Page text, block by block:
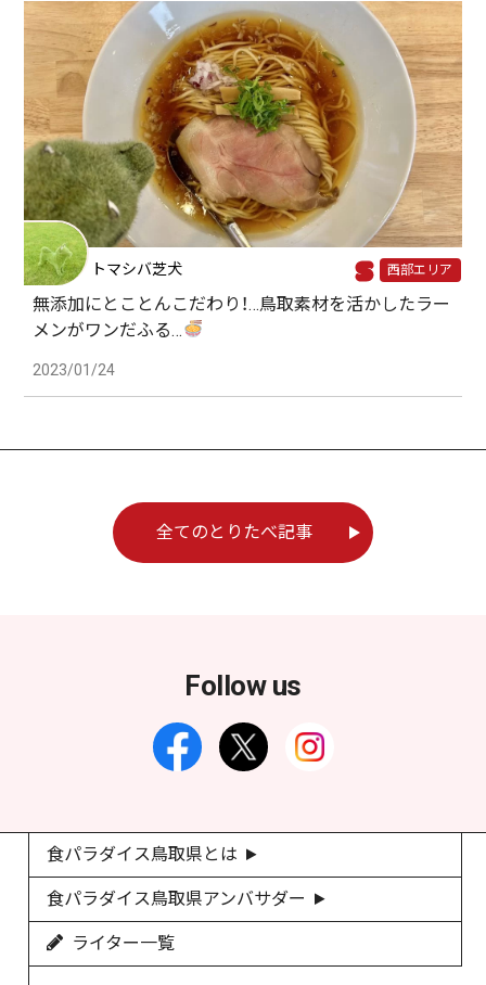
トマシバ芝犬 西部エリア
無添加にとことんこだわり！…鳥取素材を活かしたラー
メンがワンだふる…
2023/01/24
全てのとりたべ記事
Follow us
食パラダイス鳥取県とは
食パラダイス鳥取県アンバサダー
ライター一覧